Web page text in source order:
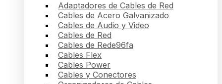
Adaptadores de Cables de Red
Cables de Acero Galvanizado
Cables de Audio y Video
Cables de Red
Cables de Rede96fa
Cables Flex
Cables Power
Cables y Conectores